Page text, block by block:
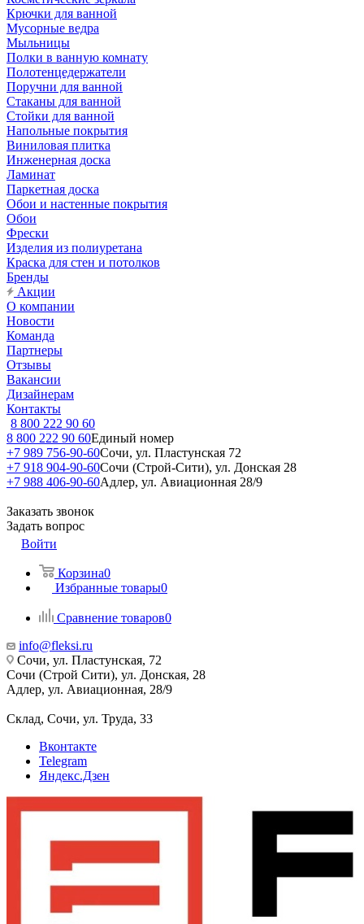
Крючки для ванной
Мусорные ведра
Мыльницы
Полки в ванную комнату
Полотенцедержатели
Поручни для ванной
Стаканы для ванной
Стойки для ванной
Напольные покрытия
Виниловая плитка
Инженерная доска
Ламинат
Паркетная доска
Обои и настенные покрытия
Обои
Фрески
Изделия из полиуретана
Краска для стен и потолков
Бренды
Акции
О компании
Новости
Команда
Партнеры
Отзывы
Вакансии
Дизайнерам
Контакты
8 800 222 90 60
8 800 222 90 60Единый номер
+7 989 756-90-60Сочи, ул. Пластунская 72
+7 918 904-90-60Сочи (Строй-Сити), ул. Донская 28
+7 988 406-90-60Адлер, ул. Авиационная 28/9
Заказать звонок
Задать вопрос
Войти
Корзина0
Избранные товары0
Сравнение товаров0
info@fleksi.ru
Сочи, ул. Пластунская, 72
Сочи (Строй Сити), ул. Донская, 28
Адлер, ул. Авиационная, 28/9
Склад, Сочи, ул. Труда, 33
Вконтакте
Telegram
Яндекс.Дзен